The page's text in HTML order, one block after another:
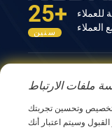
25+
سنين
للعملاء
العملاء
اتصل بنا
المبنى الثاني عشر، رقم 9 طريق شينغ يانغ، ووشي 214082،
جيانجسو، الصين
ملفات الارتباط
وتحسين تجربتك
وسيتم اعتبار أنك